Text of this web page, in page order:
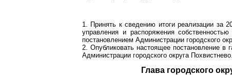
1. Принять к сведению итоги реализации за
управления и распоряжения
постановлением Администрации городского
2. Опубликовать настоящее постановление в
Администрации городского округа Похвистнево.
Глава